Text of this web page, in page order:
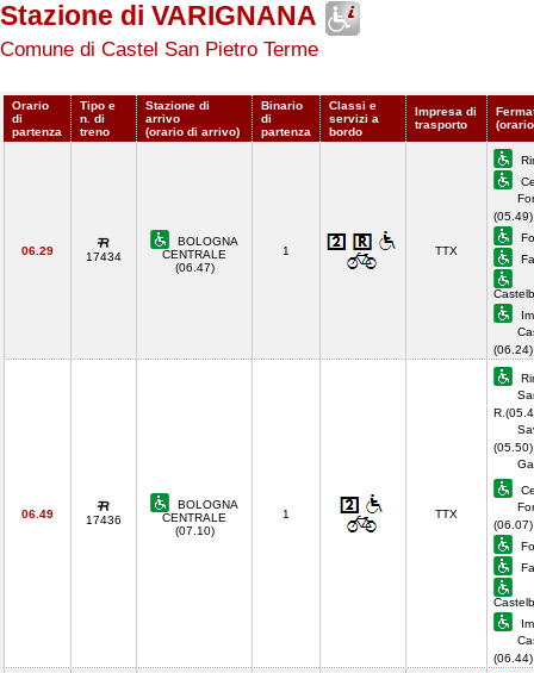
Stazione di VARIGNANA
Comune di Castel San Pietro Terme
Orario
di
partenza
Tipo e
n. di
treno
Stazione di
arrivo
(orario di arrivo)
Binario
di
partenza
Classi e
servizi a
bordo
Impresa di
trasporto
06.29 17434
BOLOGNA
CENTRALE
(06.47)
1 TTX
(05.49)
06.49 17436
BOLOGNA
CENTRALE
(07.10)
1 TTX
(05.50)
(06.07)